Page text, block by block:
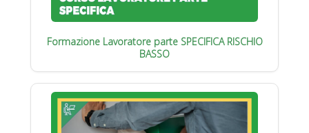
Formazione Lavoratore parte SPECIFICA RISCHIO
BASSO